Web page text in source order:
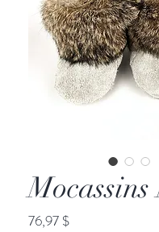
Mocassins
76,97 $Prix